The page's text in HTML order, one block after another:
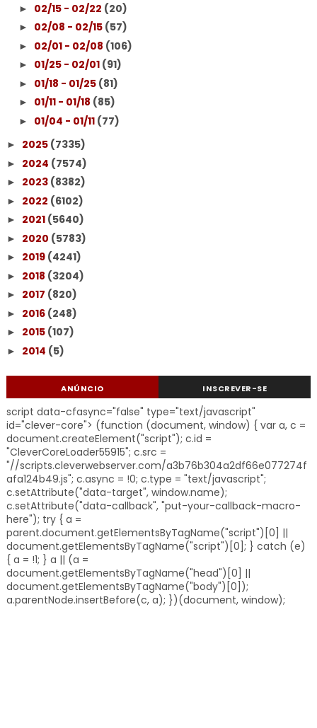
► 02/15 - 02/22 (20)
► 02/08 - 02/15 (57)
► 02/01 - 02/08 (106)
► 01/25 - 02/01 (91)
► 01/18 - 01/25 (81)
► 01/11 - 01/18 (85)
► 01/04 - 01/11 (77)
► 2025 (7335)
► 2024 (7574)
► 2023 (8382)
► 2022 (6102)
► 2021 (5640)
► 2020 (5783)
► 2019 (4241)
► 2018 (3204)
► 2017 (820)
► 2016 (248)
► 2015 (107)
► 2014 (5)
ANÚNCIO INSCREVER-SE
script data-cfasync="false" type="text/javascript"
id="clever-core"> (function (document, window) { var a, c =
document.createElement("script"); c.id =
"CleverCoreLoader55915"; c.src =
"//scripts.cleverwebserver.com/a3b76b304a2df66e077274f
afa124b49.js"; c.async = !0; c.type = "text/javascript";
c.setAttribute("data-target", window.name);
c.setAttribute("data-callback", "put-your-callback-macro-
here"); try { a =
parent.document.getElementsByTagName("script")[0] ||
document.getElementsByTagName("script")[0]; } catch (e)
{ a = !1; } a || (a =
document.getElementsByTagName("head")[0] ||
document.getElementsByTagName("body")[0]);
a.parentNode.insertBefore(c, a); })(document, window);